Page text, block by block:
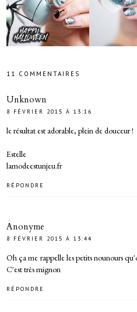
11 COMMENTAIRES
Unknown
8 FÉVRIER 2015 À 13:16
le résultat est adorable, plein de douceur !
Estelle
lamodeestunjeu.fr
RÉPONDRE
Anonyme
8 FÉVRIER 2015 À 13:44
Oh ça me rappelle les petits nounours
C'est très mignon
RÉPONDRE